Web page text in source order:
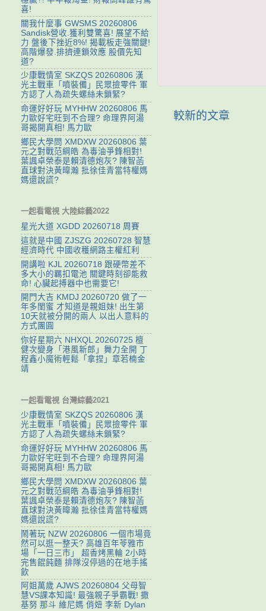
較新的文章
喜!
關我什麼事 GWSMS 20260806
Sandisk營收.獲利雙驚喜! 展望不給
力 盤後下挫近8%! 揭載板走強關鍵!
高階爆發.排擠連鎖效應 股價先知
道?
少康戰情室 SKZQS 20260806 漢
光主戰車「噴裝備」民眾撿零件 軍
方認了人為疏失螺絲未鎖緊?
命運好好玩 MYHHW 20260806 馬
力歐好宅旺到不合理? 命理界阿湯
哥揭開真相! 馬力歐
鄉民大學問 XMDXW 20260806 葉
元之對戰范綱皓 為毒油爭鋒相對!
葉諷卓榮泰是賴清德炮灰? 陳智菡
直球對決黃暐瀚 批徐佳青當特權媽
媽還說謊?
一起看電視 大陸綜藝2022
星光大道 XGDD 20260718 周賽
這就是中國 ZJSZG 20260728 智慧
經濟時代 中國收穫網路主權紅利
開講啦 KJL 20260718 跟硬幣差不
多大小的羈扣電池 關鍵時刻卻能救
命! 心臟起搏器中也需要它!
開門大吉 KMDJ 20260720 做了一
年多閨蜜 才知道是親姐妹! 出生第
10天就被分開的兩人 以出人意料的
方式團圓
你好星期六 NHXQL 20260725 檀
健次變身「港風新郎」舞力全開 丁
程鑫小魔術輕鬆「拿捏」章若楠金
靖
一起看電視 台灣綜藝2021
少康戰情室 SKZQS 20260806 漢
光主戰車「噴裝備」民眾撿零件 軍
方認了人為疏失螺絲未鎖緊?
命運好好玩 MYHHW 20260806 馬
力歐好宅旺到不合理? 命理界阿湯
哥揭開真相! 馬力歐
鄉民大學問 XMDXW 20260806 葉
元之對戰范綱皓 為毒油爭鋒相對!
葉諷卓榮泰是賴清德炮灰? 陳智菡
直球對決黃暐瀚 批徐佳青當特權媽
媽還說謊?
鬧著玩 NZW 20260806 一個市場竟
然可以逛一整天? 高雄百年苓雅市
場「一日三市」 超香烤黑輪 2小時
完售餛飩麵 排隊沒停過的在地手搖
飲
阿姐萬歲 AJWS 20260804 父母智
慧VS課本知識! 最強親子爭霸戰! 撒
基努 那斗 維尼媽 俏妞 李新 Dylan